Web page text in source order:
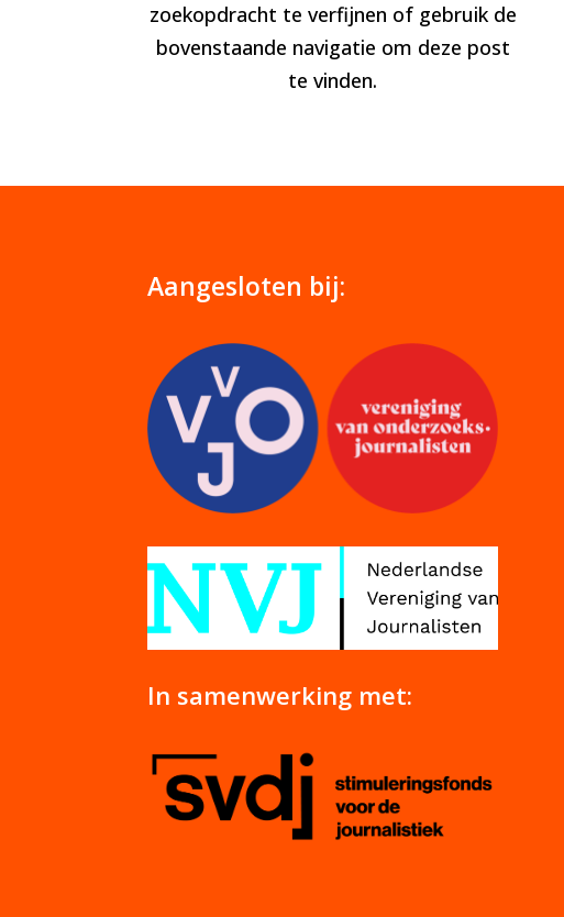
zoekopdracht te verfijnen of gebruik de
bovenstaande navigatie om deze post
te vinden.
Aangesloten bij:
In samenwerking met: